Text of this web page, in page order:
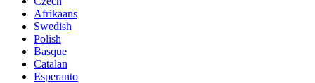
Afrikaans
Swedish
Polish
Basque
Catalan
Esperanto